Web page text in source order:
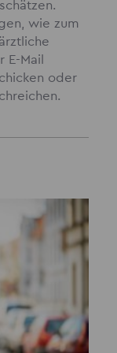
wie zum
Mail
oder